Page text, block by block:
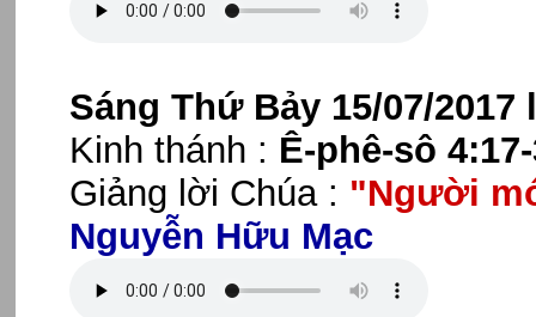
Sáng Thứ Bảy 15/07/2017
Kinh thánh : Ê-phê-sô
Giảng lời Chúa : "Người
Nguyễn Hữu Mạc